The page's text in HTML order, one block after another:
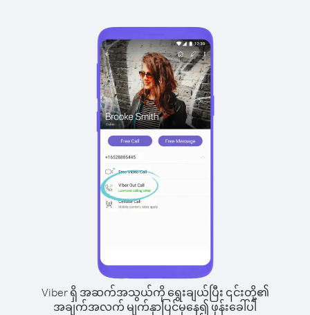
Viber ရှိ အဆက်အသွယ်ကို ရွေးချယ်ပြီး ၎င်းတို့၏
အချက်အလက် မျက်နှာပြင်မှနေ၍ ဖုန်းခေါ်ပါ